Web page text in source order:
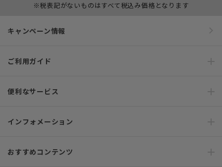
※税表記がないものはすべて税込み価格となります
キャンペーン情報
ご利用ガイド
便利なサービス
インフォメーション
おすすめコンテンツ